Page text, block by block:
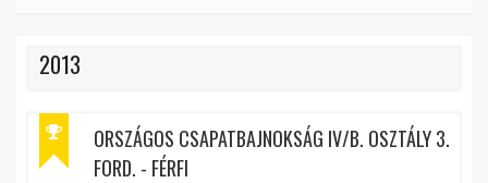
2013
ORSZÁGOS CSAPATBAJNOKSÁG IV/B. OSZTÁLY 3.
FORD. - FÉRFI